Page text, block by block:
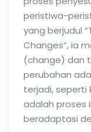
peristiwa-
yang berjudul
Changes”, ia
(change) dan
perubahan
terjadi, seperti
adalah proses
beradaptasi